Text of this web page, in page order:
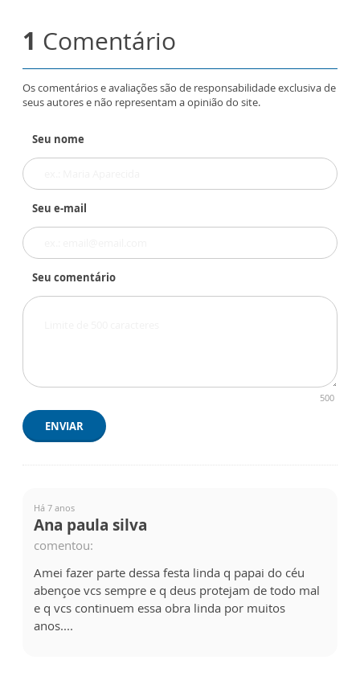
1 Comentário
Os comentários e avaliações são de responsabilidade exclusiva de
seus autores e não representam a opinião do site.
Seu nome
Seu e-mail
Seu comentário
500
ENVIAR
Há 7 anos
Ana paula silva
comentou:
Amei fazer parte dessa festa linda q papai do céu
abençoe vcs sempre e q deus protejam de todo mal
e q vcs continuem essa obra linda por muitos
anos....